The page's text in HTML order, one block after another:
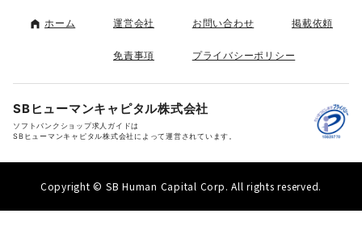
ホーム 運営会社 お問い合わせ 掲載依頼
免責事項 プライバシーポリシー
SBヒューマンキャピタル株式会社
ソフトバンクショップ求人ガイドは
SBヒューマンキャピタル株式会社によって運営されています。
Copyright © SB Human Capital Corp. All rights reserved.